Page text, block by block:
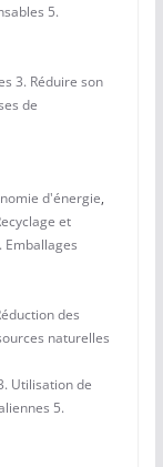
5.
3. Réduire son
de
d'énergie,
et
des
naturelles
Utilisation de
5.